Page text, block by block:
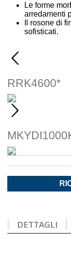
Le forme
arredamenti
Il rosone di
sofisticati.
RRK4600*
DETTAGLI